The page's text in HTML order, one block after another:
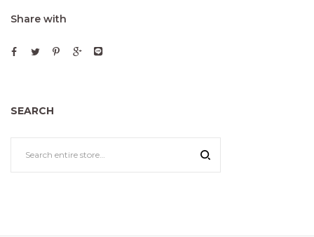
Share with
SEARCH